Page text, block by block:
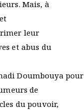
Mais, à
leur
et abus du
Doumbouya pour
de
du pouvoir,